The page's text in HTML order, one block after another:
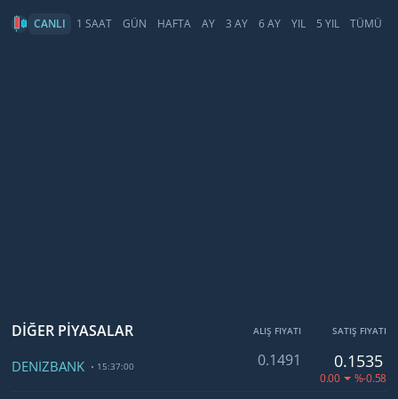
CANLI 1 SAAT GÜN HAFTA AY 3 AY 6 AY YIL 5 YIL TÜMÜ
DİĞER PİYASALAR ALIŞ FIYATI SATIŞ FIYATI
DENİZBANK 15:37:00 0.1491 0.1535
0.00 %-0.58